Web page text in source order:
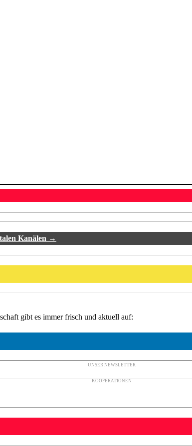
Kanälen →
gibt es immer frisch und aktuell auf:
UNSER NEWSLETTER
KOOPERATIONEN